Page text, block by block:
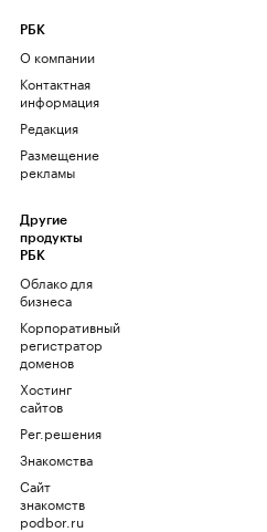
РБК
О компании
Контактная
информация
Редакция
Размещение
рекламы
Другие
продукты
РБК
Облако для
бизнеса
Корпоративный
регистратор
доменов
Хостинг
сайтов
Рег.решения
Знакомства
Сайт
знакомств
podbor.ru